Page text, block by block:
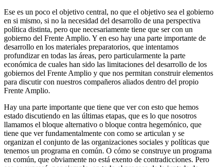
Ese es un poco el objetivo central, no que el objetivo sea el gobierno
en si mismo, si no la necesidad del desarrollo de una perspectiva
política distinta, pero que necesariamente tiene que ser con un
gobierno del Frente Amplio. Y en eso hay una parte importante de
desarrollo en los materiales preparatorios, que intentamos
profundizar en todas las áreas, pero particularmente la parte
económica de cuales han sido las limitaciones del desarrollo de los
gobiernos del Frente Amplio y que nos permitan construir elementos
para discutir con nuestros compañeros aliados dentro del propio
Frente Amplio.
Hay una parte importante que tiene que ver con esto que hemos
estado discutiendo en las últimas etapas, que es lo que nosotros
llamamos el bloque alternativo o bloque contra hegemónico, que
tiene que ver fundamentalmente con como se articulan y se
organizan el conjunto de las organizaciones sociales y políticas que
tenemos un programa en común. O cómo se construye un programa
en común, que obviamente no está exento de contradicciones. Pero